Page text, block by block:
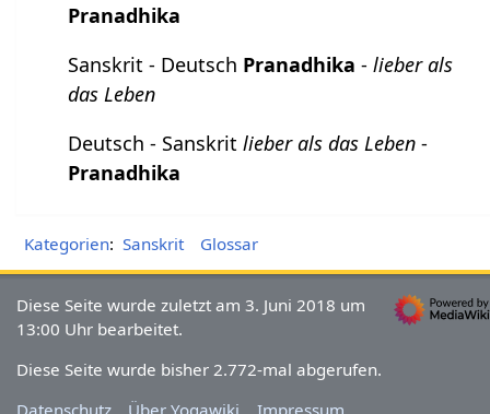
Pranadhika
Sanskrit - Deutsch Pranadhika -lieber als
das Leben
Deutsch - Sanskritlieber als das Leben -
Pranadhika
Kategorien: Sanskrit Glossar
Diese Seite wurde zuletzt am 3. Juni 2018 um
13:00 Uhr bearbeitet.
Diese Seite wurde bisher 2.772-mal abgerufen.
Datenschutz
Über Yogawiki Impressum